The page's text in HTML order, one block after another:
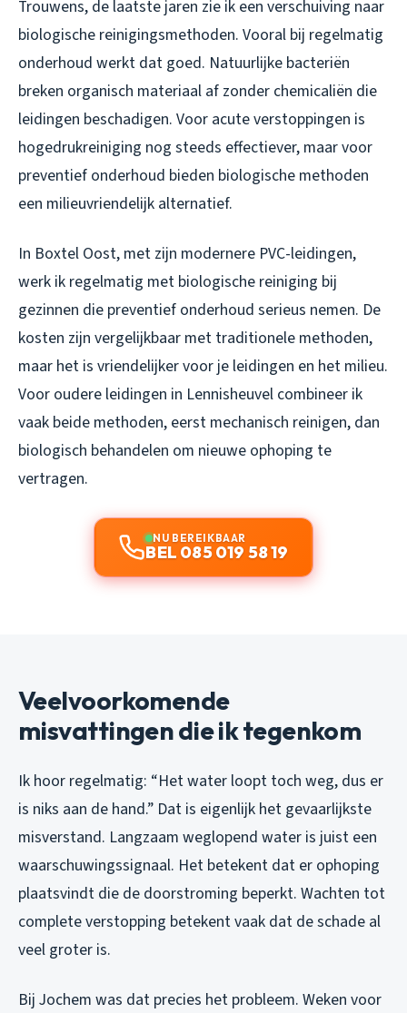
Trouwens, de laatste jaren zie ik een verschuiving naar
biologische reinigingsmethoden. Vooral bij regelmatig
onderhoud werkt dat goed. Natuurlijke bacteriën
breken organisch materiaal af zonder chemicaliën die
leidingen beschadigen. Voor acute verstoppingen is
hogedrukreiniging nog steeds effectiever, maar voor
preventief onderhoud bieden biologische methoden
een milieuvriendelijk alternatief.
In Boxtel Oost, met zijn modernere PVC-leidingen,
werk ik regelmatig met biologische reiniging bij
gezinnen die preventief onderhoud serieus nemen. De
kosten zijn vergelijkbaar met traditionele methoden,
maar het is vriendelijker voor je leidingen en het milieu.
Voor oudere leidingen in Lennisheuvel combineer ik
vaak beide methoden, eerst mechanisch reinigen, dan
biologisch behandelen om nieuwe ophoping te
vertragen.
NU BEREIKBAAR
BEL 085 019 58 19
Veelvoorkomende
misvattingen die ik tegenkom
Ik hoor regelmatig: “Het water loopt toch weg, dus er
is niks aan de hand.” Dat is eigenlijk het gevaarlijkste
misverstand. Langzaam weglopend water is juist een
waarschuwingssignaal. Het betekent dat er ophoping
plaatsvindt die de doorstroming beperkt. Wachten tot
complete verstopping betekent vaak dat de schade al
veel groter is.
Bij Jochem was dat precies het probleem. Weken voor